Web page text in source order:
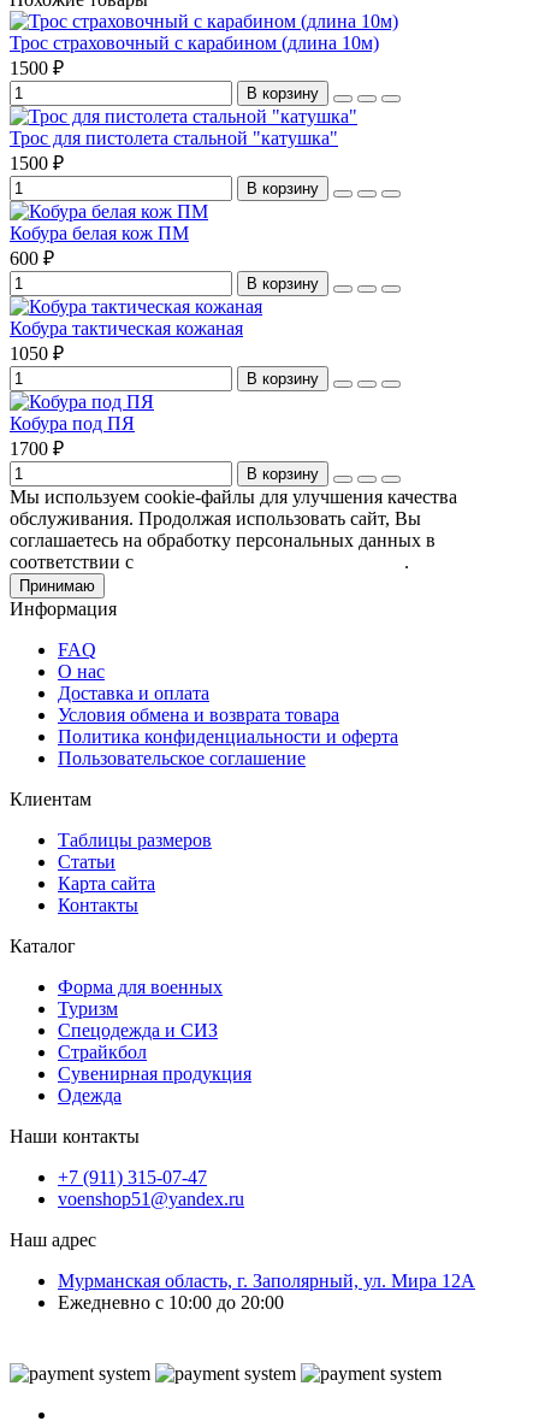
Трос страховочный с карабином (длина 10м)
1500 ₽
В корзину
Трос для пистолета стальной "катушка"
1500 ₽
В корзину
Кобура белая кож ПМ
600 ₽
В корзину
Кобура тактическая кожаная
1050 ₽
В корзину
Кобура под ПЯ
1700 ₽
В корзину
Мы используем cookie-файлы для улучшения качества
обслуживания. Продолжая использовать сайт, Вы
соглашаетесь на обработку персональных данных в
соответствии с
.
Принимаю
Информация
FAQ
О нас
Доставка и оплата
Условия обмена и возврата товара
Политика конфиденциальности и оферта
Пользовательское соглашение
Клиентам
Таблицы размеров
Статьи
Карта сайта
Контакты
Каталог
Форма для военных
Туризм
Спецодежда и СИЗ
Страйкбол
Сувенирная продукция
Одежда
Наши контакты
+7 (911) 315-07-47
voenshop51@yandex.ru
Наш адрес
Мурманская область, г. Заполярный, ул. Мира 12А
Ежедневно с 10:00 до 20:00